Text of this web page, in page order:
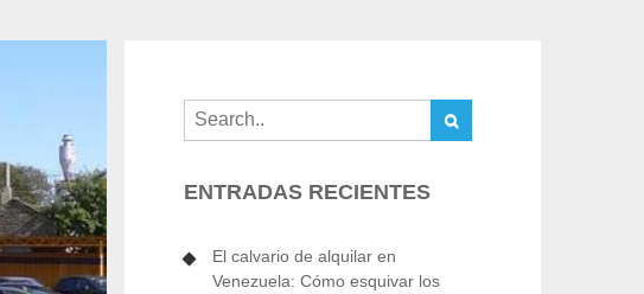
ENTRADAS RECIENTES
El calvario de alquilar en
Venezuela: Cómo esquivar los